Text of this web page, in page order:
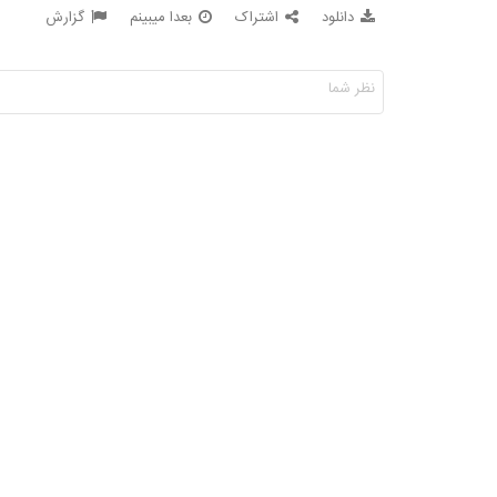
دانلود اشتراک بعدا میبینم گزارش